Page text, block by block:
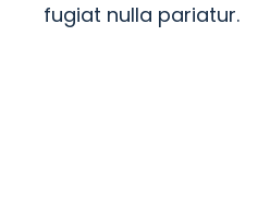
fugiat nulla pariatur.